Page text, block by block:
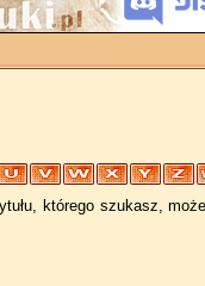
którego szukasz,